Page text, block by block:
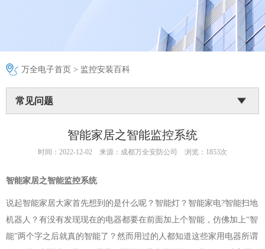
万全电子首页 > 监控安装百科
常见问题
智能家居之智能监控系统
时间：2022-12-02 来源：成都万全安防公司 浏览：1853次
智能家居之智能监控系统
说起智能家居大家首先想到的是什么呢？智能灯？智能家电?智能扫地
机器人？有没有发现现在的电器都要在前面加上个智能，仿佛加上“智
能”两个字之后就真的智能了？然而用过的人都知道这些家用电器所谓